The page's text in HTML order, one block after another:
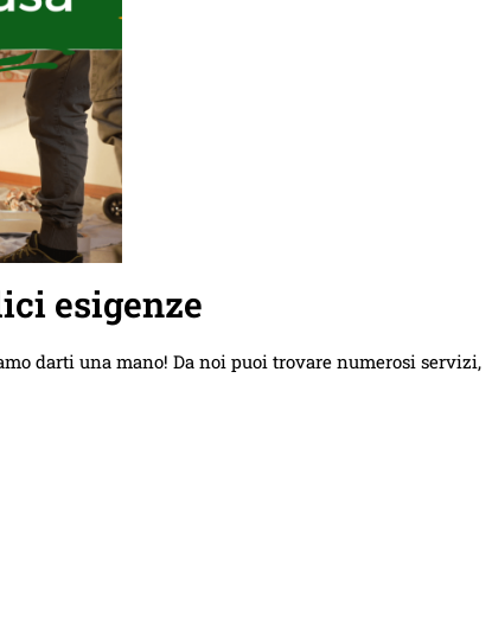
esigenze
darti una mano! Da noi puoi trovare numerosi servizi,